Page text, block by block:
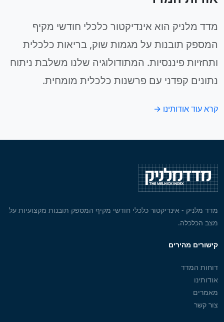
מדד מלניק הוא אינדיקטור כלכלי חודשי מקיף
המספק תובנות על מגמות שוק, בריאות כלכלית
ותחזיות פיננסיות. המתודולוגיה שלנו משלבת ניתוח
נתונים קפדני עם פרשנות כלכלית מומחית.
קרא עוד אודותינו →
מדד מלניק - אינדיקטור כלכלי חודשי מקיף המספק תובנות מקצועיות על
מצב הכלכלה.
קישורים מהירים
דוחות המדד
אודותינו
מאמרים
צור קשר